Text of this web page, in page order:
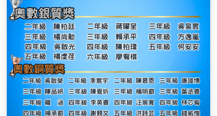
#育苗ACE資優數學教室
#育苗國際文教事業
#北投數學補習班